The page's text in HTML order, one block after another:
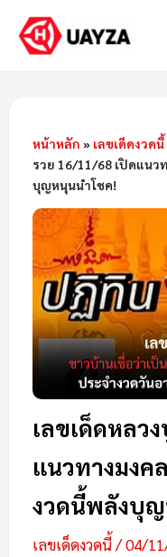
หน้าหลัก » เลขเด็ดงวด
รวย 16/11/68 เปิดแนว
บุญหนุนนำโชค!
เลขเด็ดหลว
แนวทางมงค
งวดนี้พลังบุ
เลขเด็ดงวดนี้/04/
Post
navigation
ห
ม
ห